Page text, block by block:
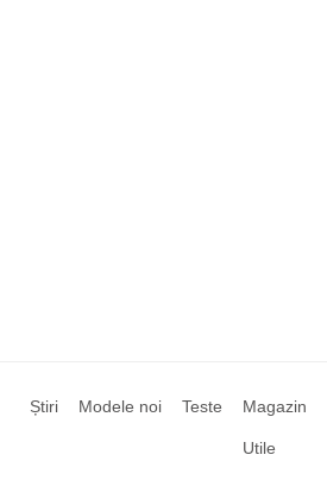
Știri Modele noi Teste Magazin
Utile